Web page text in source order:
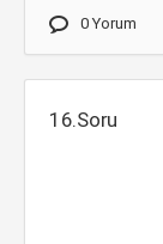
0 Yorum
16.Soru